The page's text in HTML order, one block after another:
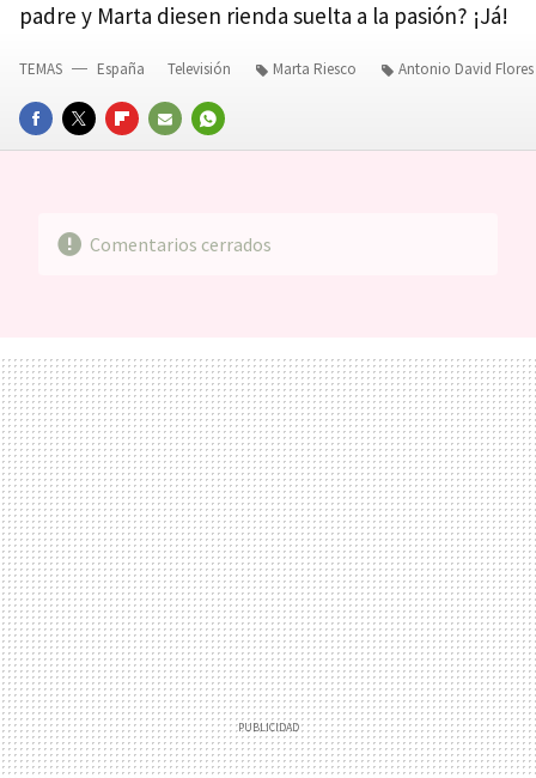
padre y Marta diesen rienda suelta a la pasión? ¡Já!
FACEBOOKTWITTERFLIPBOARD
E-
WHATSAPP
TEMAS España Televisión Marta Riesco Antonio David Flores
Comentarios cerrados